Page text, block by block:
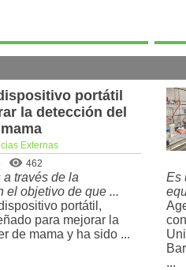
Es
...
portátil
la detección del
Externas
462
través de la
el objetivo de que ...
portátil,
para mejorar la
de mama y ha sido ...